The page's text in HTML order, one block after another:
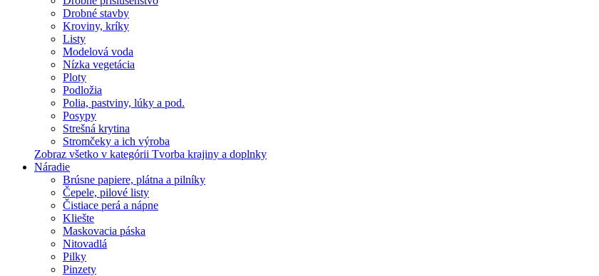
Drobné stavby
Kroviny, kríky
Listy
Modelová voda
Nízka vegetácia
Ploty
Podložia
Polia, pastviny, lúky a pod.
Posypy
Strešná krytina
Stromčeky a ich výroba
Zobraz všetko v kategórii Tvorba krajiny a doplnky
Náradie
Brúsne papiere, plátna a pilníky
Čepele, pilové listy
Čistiace perá a nápne
Kliešte
Maskovacia páska
Nitovadlá
Pilky
Pinzety